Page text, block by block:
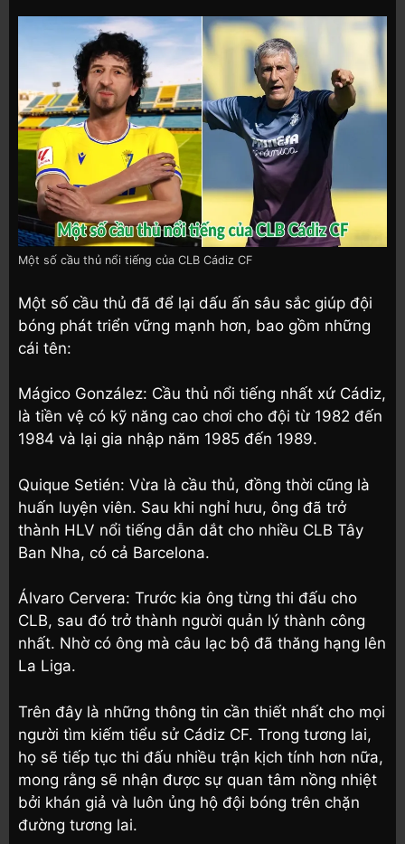
Một số cầu thủ nổi tiếng của CLB Cádiz CF
Một số cầu thủ đã để lại dấu ấn sâu sắc giúp đội
bóng phát triển vững mạnh hơn, bao gồm những
cái tên:
Mágico González: Cầu thủ nổi tiếng nhất xứ Cádiz,
là tiền vệ có kỹ năng cao chơi cho đội từ 1982 đến
1984 và lại gia nhập năm 1985 đến 1989.
Quique Setién: Vừa là cầu thủ, đồng thời cũng là
huấn luyện viên. Sau khi nghỉ hưu, ông đã trở
thành HLV nổi tiếng dẫn dắt cho nhiều CLB Tây
Ban Nha, có cả Barcelona.
Álvaro Cervera: Trước kia ông từng thi đấu cho
CLB, sau đó trở thành người quản lý thành công
nhất. Nhờ có ông mà câu lạc bộ đã thăng hạng lên
La Liga.
Trên đây là những thông tin cần thiết nhất cho mọi
người tìm kiếm tiểu sử Cádiz CF. Trong tương lai,
họ sẽ tiếp tục thi đấu nhiều trận kịch tính hơn nữa,
mong rằng sẽ nhận được sự quan tâm nồng nhiệt
bởi khán giả và luôn ủng hộ đội bóng trên chặn
đường tương lai.